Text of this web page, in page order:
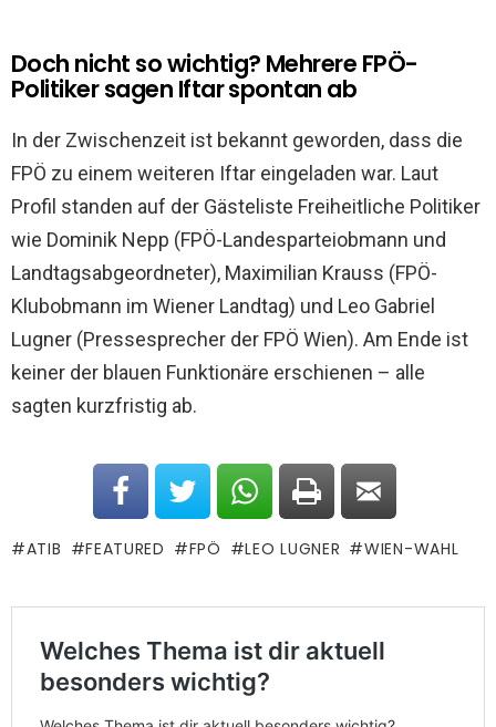
Doch nicht so wichtig? Mehrere FPÖ-
Politiker sagen Iftar spontan ab
In der Zwischenzeit ist bekannt geworden, dass die
FPÖ zu einem weiteren Iftar eingeladen war. Laut
Profil standen auf der Gästeliste Freiheitliche Politiker
wie Dominik Nepp (FPÖ-Landesparteiobmann und
Landtagsabgeordneter), Maximilian Krauss (FPÖ-
Klubobmann im Wiener Landtag) und Leo Gabriel
Lugner (Pressesprecher der FPÖ Wien). Am Ende ist
keiner der blauen Funktionäre erschienen – alle
sagten kurzfristig ab.
ATIB FEATURED FPÖ LEO LUGNER WIEN-WAHL